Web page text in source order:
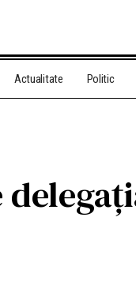
Actualitate Politic